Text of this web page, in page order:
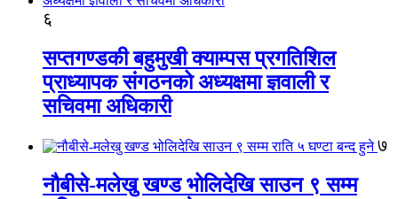
६
सप्तगण्डकी बहुमुखी क्याम्पस प्रगतिशिल
प्राध्यापक संगठनको अध्यक्षमा ज्ञवाली र
सचिवमा अधिकारी
७
नौबीसे-मलेखु खण्ड भोलिदेखि साउन ९ सम्म